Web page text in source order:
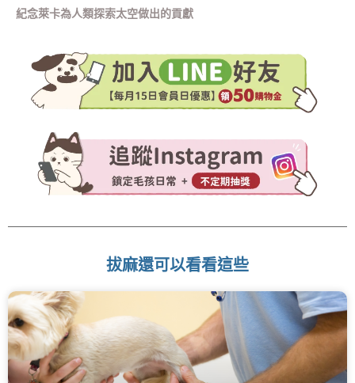
紀念萊卡為人類探索太空做出的貢獻
拔麻還可以看看這些
面
面
面
頁
面